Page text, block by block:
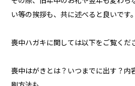
い等の挨拶も、共に述べると良いです。
喪中ハガキに関しては以下をご覧くだ
喪中はがきとは？いつまでに出す？内